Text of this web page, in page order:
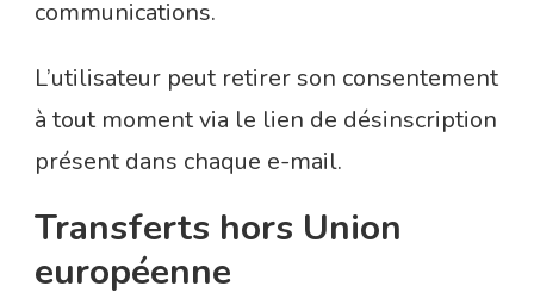
communications.
L’utilisateur peut retirer son consentement
à tout moment via le lien de désinscription
présent dans chaque e-mail.
Transferts hors Union
européenne